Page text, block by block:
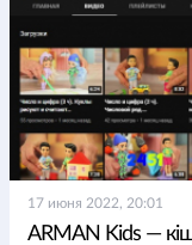
17 июня 2022, 20:01
ARMAN Kids —